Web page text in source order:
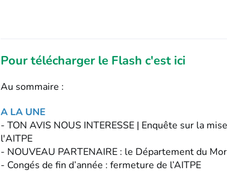
Pour télécharger le Flash c'est ici
Au sommaire :
A LA UNE
- TON AVIS NOUS INTERESSE | Enquête sur la
l'AITPE
- NOUVEAU PARTENAIRE : le Département du
- Congés de fin d’année : fermeture de l’AITPE